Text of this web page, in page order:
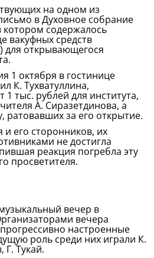
на одном из
в Духовное собрание
котором содержалось
вакуфных средств
для открывающегося
1 октября в гостинице
К. Тухватуллина,
тыс. рублей для института,
А. Сиразетдинова, а
ратовавших за его открытие.
и его сторонников, их
не достигла
реакция погребла эту
просветителя.
вечер в
вечера
настроенные
роль среди них играли К.
Г. Тукай.